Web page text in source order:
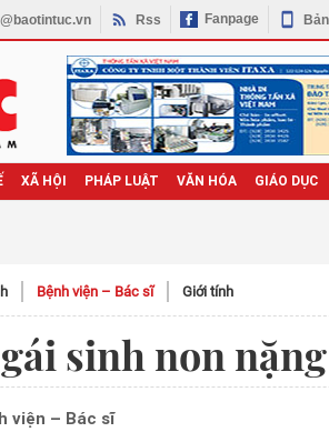
Rss Fanpage
XÃ HỘI PHÁP LUẬT VĂN HÓA GIÁO DỤC
Bệnh viện – Bác sĩ Giới tính
sinh non
viện – Bác sĩ